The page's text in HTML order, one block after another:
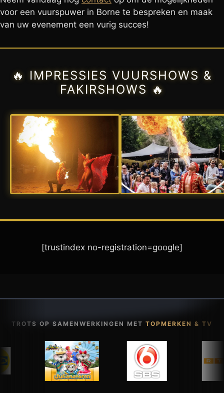
voor een vuurspuwer in Borne te bespreken en maak
van uw evenement een vurig succes!
🔥 IMPRESSIES VUURSHOWS &
FAKIRSHOWS 🔥
[trustindex no-registration=google]
TROTS OP SAMENWERKINGEN MET TOPMERKEN & TV